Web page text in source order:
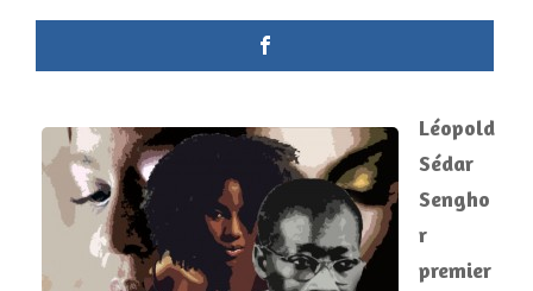
Léopold
Sédar
Sengho
r
premier